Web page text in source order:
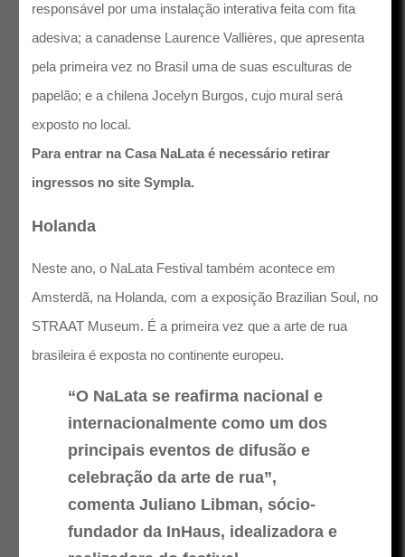
responsável por uma instalação interativa feita com fita
adesiva; a canadense Laurence Vallières, que apresenta
pela primeira vez no Brasil uma de suas esculturas de
papelão; e a chilena Jocelyn Burgos, cujo mural será
exposto no local.
Para entrar na Casa NaLata é necessário retirar
ingressos no site Sympla.
Holanda
Neste ano, o NaLata Festival também acontece em
Amsterdã, na Holanda, com a exposição Brazilian Soul, no
STRAAT Museum. É a primeira vez que a arte de rua
brasileira é exposta no continente europeu.
“O NaLata se reafirma nacional e
internacionalmente como um dos
principais eventos de difusão e
celebração da arte de rua”,
comenta Juliano Libman, sócio-
fundador da InHaus, idealizadora e